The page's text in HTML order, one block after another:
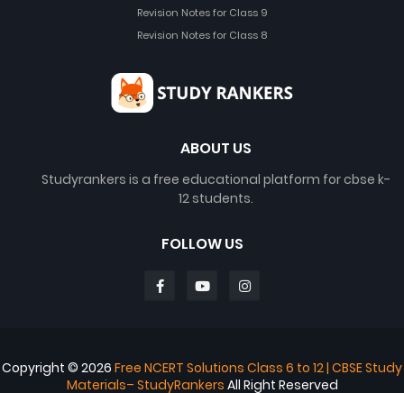
Revision Notes for Class 9
Revision Notes for Class 8
ABOUT US
Studyrankers is a free educational platform for cbse k-
12 students.
FOLLOW US
Copyright © 2026 Free NCERT Solutions Class 6 to 12 | CBSE Study
Materials– StudyRankers All Right Reserved